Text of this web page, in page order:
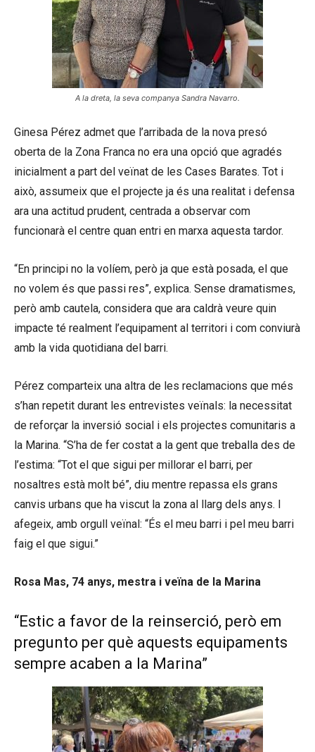
A la dreta, la seva companya Sandra Navarro.
Ginesa Pérez admet que l’arribada de la nova presó
oberta de la Zona Franca no era una opció que agradés
inicialment a part del veïnat de les Cases Barates. Tot i
això, assumeix que el projecte ja és una realitat i defensa
ara una actitud prudent, centrada a observar com
funcionarà el centre quan entri en marxa aquesta tardor.
“En principi no la volíem, però ja que està posada, el que
no volem és que passi res”, explica. Sense dramatismes,
però amb cautela, considera que ara caldrà veure quin
impacte té realment l’equipament al territori i com conviurà
amb la vida quotidiana del barri.
Pérez comparteix una altra de les reclamacions que més
s’han repetit durant les entrevistes veïnals: la necessitat
de reforçar la inversió social i els projectes comunitaris a
la Marina. “S’ha de fer costat a la gent que treballa des de
l’estima: “Tot el que sigui per millorar el barri, per
nosaltres està molt bé”, diu mentre repassa els grans
canvis urbans que ha viscut la zona al llarg dels anys. I
afegeix, amb orgull veïnal: “És el meu barri i pel meu barri
faig el que sigui.”
Rosa Mas, 74 anys, mestra i veïna de la Marina
“Estic a favor de la reinserció, però em
pregunto per què aquests equipaments
sempre acaben a la Marina”